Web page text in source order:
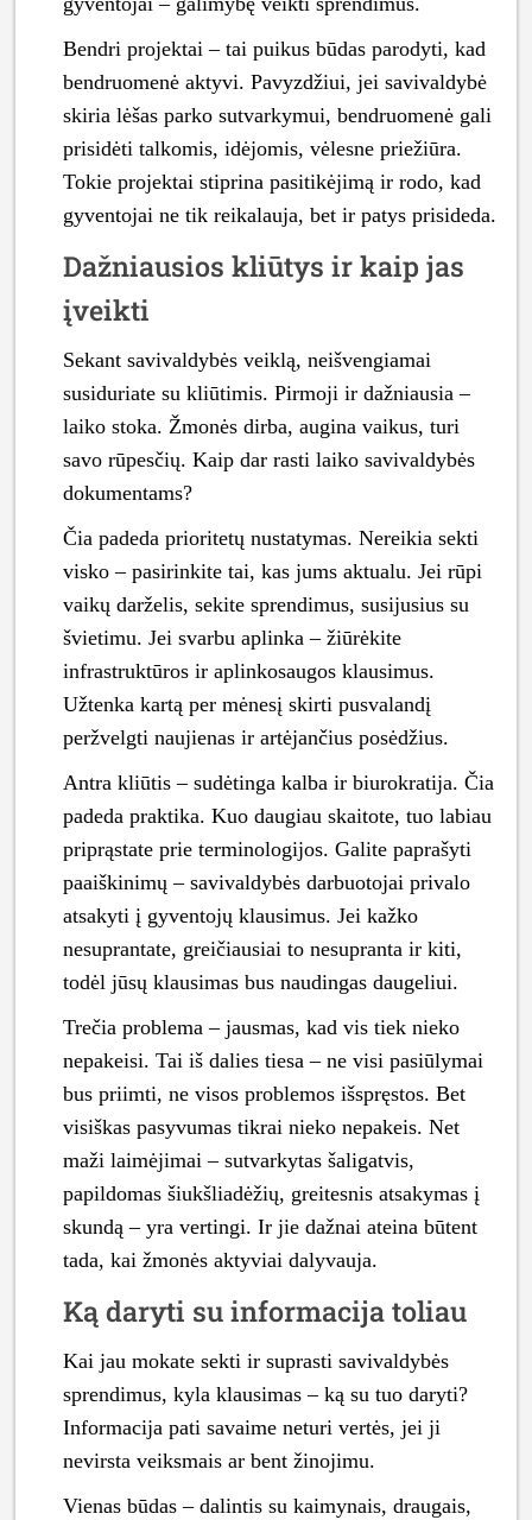
Bendri projektai – tai puikus būdas parodyti, kad
bendruomenė aktyvi. Pavyzdžiui, jei savivaldybė
skiria lėšas parko sutvarkymui, bendruomenė gali
prisidėti talkomis, idėjomis, vėlesne priežiūra.
Tokie projektai stiprina pasitikėjimą ir rodo, kad
gyventojai ne tik reikalauja, bet ir patys prisideda.
Dažniausios kliūtys ir kaip jas
įveikti
Sekant savivaldybės veiklą, neišvengiamai
susiduriate su kliūtimis. Pirmoji ir dažniausia –
laiko stoka. Žmonės dirba, augina vaikus, turi
savo rūpesčių. Kaip dar rasti laiko savivaldybės
dokumentams?
Čia padeda prioritetų nustatymas. Nereikia sekti
visko – pasirinkite tai, kas jums aktualu. Jei rūpi
vaikų darželis, sekite sprendimus, susijusius su
švietimu. Jei svarbu aplinka – žiūrėkite
infrastruktūros ir aplinkosaugos klausimus.
Užtenka kartą per mėnesį skirti pusvalandį
peržvelgti naujienas ir artėjančius posėdžius.
Antra kliūtis – sudėtinga kalba ir biurokratija. Čia
padeda praktika. Kuo daugiau skaitote, tuo labiau
priprąstate prie terminologijos. Galite paprašyti
paaiškinimų – savivaldybės darbuotojai privalo
atsakyti į gyventojų klausimus. Jei kažko
nesuprantate, greičiausiai to nesupranta ir kiti,
todėl jūsų klausimas bus naudingas daugeliui.
Trečia problema – jausmas, kad vis tiek nieko
nepakeisi. Tai iš dalies tiesa – ne visi pasiūlymai
bus priimti, ne visos problemos išspręstos. Bet
visiškas pasyvumas tikrai nieko nepakeis. Net
maži laimėjimai – sutvarkytas šaligatvis,
papildomas šiukšliadėžių, greitesnis atsakymas į
skundą – yra vertingi. Ir jie dažnai ateina būtent
tada, kai žmonės aktyviai dalyvauja.
Ką daryti su informacija toliau
Kai jau mokate sekti ir suprasti savivaldybės
sprendimus, kyla klausimas – ką su tuo daryti?
Informacija pati savaime neturi vertės, jei ji
nevirsta veiksmais ar bent žinojimu.
Vienas būdas – dalintis su kaimynais, draugais,